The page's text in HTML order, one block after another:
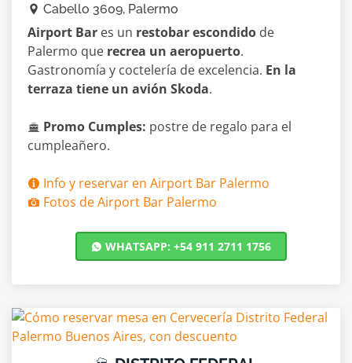
Cabello 3609, Palermo
Airport Bar es un restobar escondido de
Palermo que recrea un aeropuerto.
Gastronomía y coctelería de excelencia. En la
terraza tiene un avión Skoda.
Promo Cumples: postre de regalo para el
cumpleañero.
Info y reservar en Airport Bar Palermo
Fotos de Airport Bar Palermo
WHATSAPP: +54 911 2711 1756